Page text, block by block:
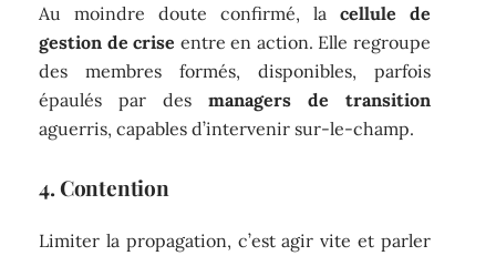
Au moindre doute confirmé, la cellule de
gestion de crise entre en action. Elle regroupe
des membres formés, disponibles, parfois
épaulés par des managers de transition
aguerris, capables d’intervenir sur-le-champ.
4. Contention
Limiter la propagation, c’est agir vite et parler